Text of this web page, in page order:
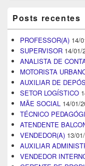
Posts recentes
PROFESSOR(A) 14/
SUPERVISOR 14/01/
ANALISTA DE
MOTORISTA
AUXILIAR DE
SETOR LOGÍSTICO
MÃE SOCIAL 14/01/
TÉCNICO
ATENDENTE
VENDEDOR(A) 13/
AUXILIAR
VENDEDOR